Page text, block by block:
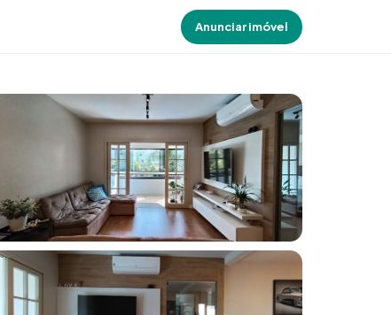
Anunciar imóvel